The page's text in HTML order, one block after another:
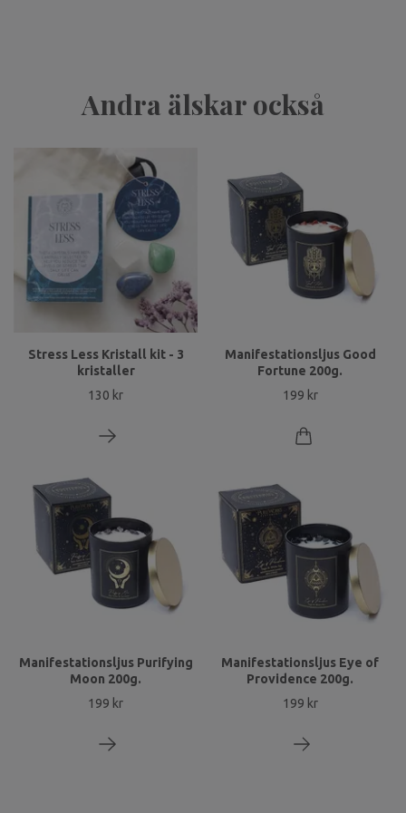
Andra älskar också
Stress Less Kristall kit - 3
kristaller
130 kr
Manifestationsljus Good
Fortune 200g.
199 kr
Manifestationsljus Purifying
Moon 200g.
199 kr
Manifestationsljus Eye of
Providence 200g.
199 kr